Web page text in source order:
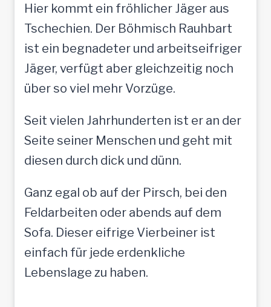
Hier kommt ein fröhlicher Jäger aus
Tschechien. Der Böhmisch Rauhbart
ist ein begnadeter und arbeitseifriger
Jäger, verfügt aber gleichzeitig noch
über so viel mehr Vorzüge.
Seit vielen Jahrhunderten ist er an der
Seite seiner Menschen und geht mit
diesen durch dick und dünn.
Ganz egal ob auf der Pirsch, bei den
Feldarbeiten oder abends auf dem
Sofa. Dieser eifrige Vierbeiner ist
einfach für jede erdenkliche
Lebenslage zu haben.